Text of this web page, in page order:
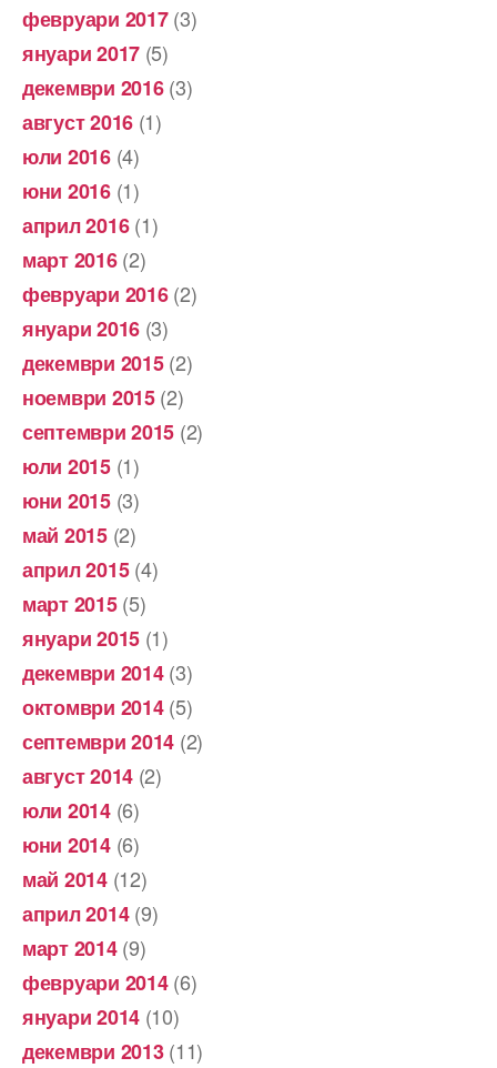
февруари 2017(3)
януари 2017 (5)
декември 2016(3)
август 2016 (1)
юли 2016(4)
юни 2016(1)
април 2016(1)
март 2016(2)
февруари 2016(2)
януари 2016 (3)
декември 2015(2)
ноември 2015(2)
септември 2015 (2)
юли 2015(1)
юни 2015(3)
май 2015(2)
април 2015(4)
март 2015(5)
януари 2015 (1)
декември 2014(3)
октомври 2014(5)
септември 2014 (2)
август 2014 (2)
юли 2014(6)
юни 2014(6)
май 2014(12)
април 2014(9)
март 2014(9)
февруари 2014(6)
януари 2014 (10)
декември 2013(11)